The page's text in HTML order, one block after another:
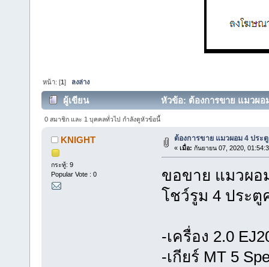
หน้า: [1] ลงล่าง
ผู้เขียน หัวข้อ: ต้องการขาย แมวผอ
0 สมาชิก และ 1 บุคคลทั่วไป กำลังดูหัวข้อนี้
KNIGHT
กระทู้: 9
Popular Vote : 0
ต้องการขาย แมวผอม 4 ประ
« เมื่อ: กันยายน 07, 2020,
ขอขาย แมวผอ
โชว์รูม 4 ประตู
-เครื่อง 2.0
-เกียร์ MT 5